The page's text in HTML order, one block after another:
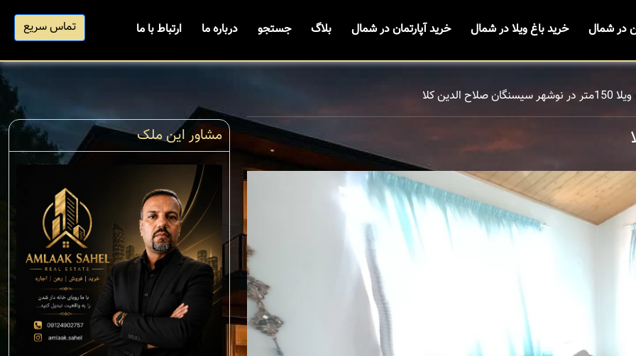
در شمال خرید باغ ویلا در شمال خرید آپارتمان در شمال بلاگ جستجو درباره ما ارتباط با ما تماس سریع
ویلا 150متر در نوشهر سیسنگان صلاح الدین کلا
مشاور این ملک